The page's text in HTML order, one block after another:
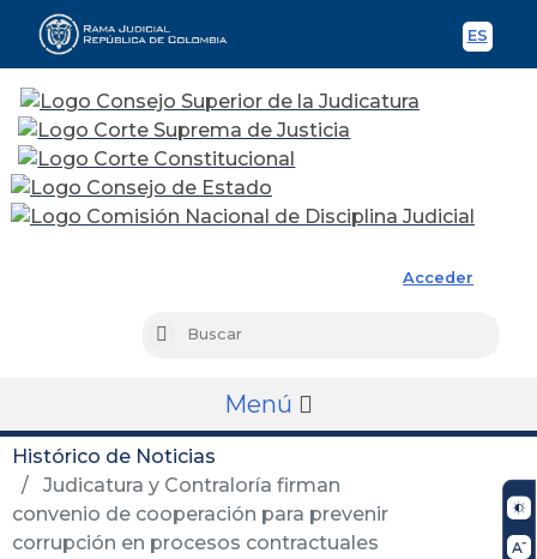
ES
Acceder
Buscar
Menú
Histórico de Noticias
Judicatura y Contraloría firman
convenio de cooperación para prevenir
corrupción en procesos contractuales